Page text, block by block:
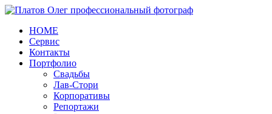
HOME
Сервис
Контакты
Портфолио
Свадьбы
Лав-Стори
Корпоративы
Репортажи